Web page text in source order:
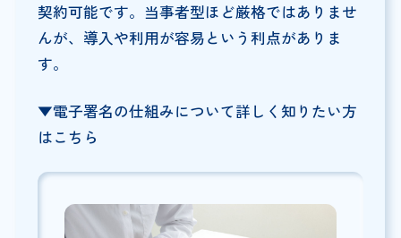
契約可能です。当事者型ほど厳格ではありませ
んが、導入や利用が容易という利点がありま
す。
▼電子署名の仕組みについて詳しく知りたい方
はこちら